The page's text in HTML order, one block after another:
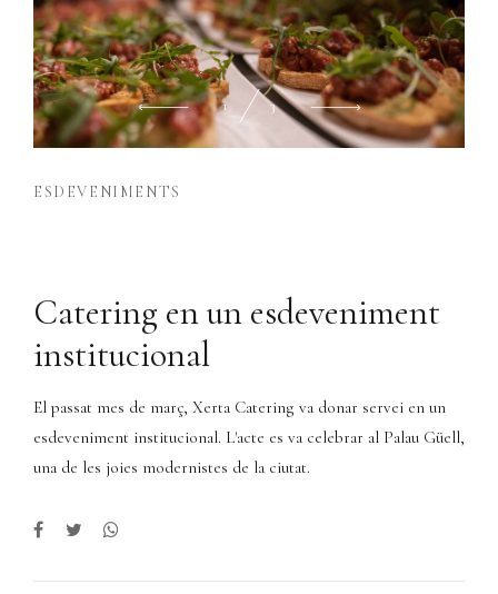
2 3
ESDEVENIMENTS
Catering en un esdeveniment
institucional
El passat mes de març, Xerta Catering va donar servei en un
esdeveniment institucional. L'acte es va celebrar al Palau Güell,
una de les joies modernistes de la ciutat.